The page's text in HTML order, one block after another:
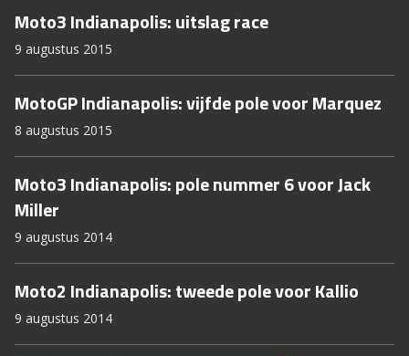
Moto3 Indianapolis: uitslag race
9 augustus 2015
MotoGP Indianapolis: vijfde pole voor Marquez
8 augustus 2015
Moto3 Indianapolis: pole nummer 6 voor Jack
Miller
9 augustus 2014
Moto2 Indianapolis: tweede pole voor Kallio
9 augustus 2014